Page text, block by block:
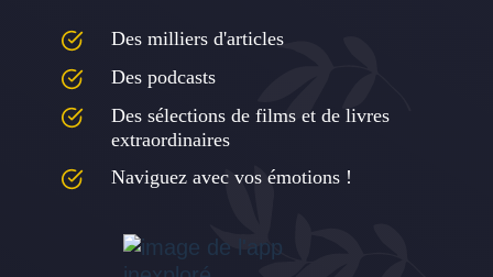
Des milliers d'articles
Des podcasts
Des sélections de films et de livres
extraordinaires
Naviguez avec vos émotions !